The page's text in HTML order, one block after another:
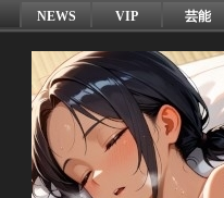
NEWS VIP 芸能